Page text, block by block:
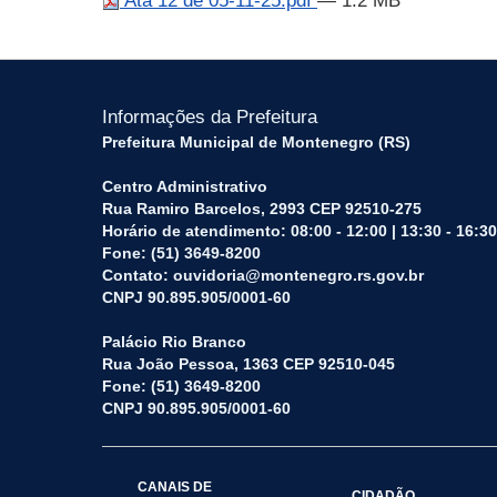
Informações da Prefeitura
Prefeitura Municipal de Montenegro (RS)
Centro Administrativo
Rua Ramiro Barcelos, 2993 CEP 92510-275
Horário de atendimento: 08:00 - 12:00 | 13:30 - 16:30
Fone: (51) 3649-8200
Contato: ouvidoria@montenegro.rs.gov.br
CNPJ 90.895.905/0001-60
Palácio Rio Branco
Rua João Pessoa, 1363 CEP 92510-045
Fone: (51) 3649-8200
CNPJ 90.895.905/0001-60
CANAIS DE